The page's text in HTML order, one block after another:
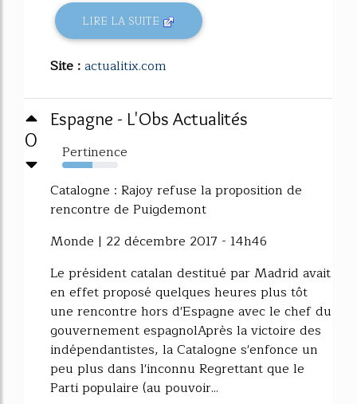
LIRE LA SUITE
Site :actualitix.com
0
Espagne - L'Obs Actualités
Pertinence
54%
Catalogne : Rajoy refuse la proposition de
rencontre de Puigdemont
Monde | 22 décembre 2017 - 14h46
Le président catalan destitué par Madrid avait
en effet proposé quelques heures plus tôt
une rencontre hors d'Espagne avec le chef du
gouvernement espagnolAprès la victoire des
indépendantistes, la Catalogne s'enfonce un
peu plus dans l'inconnu Regrettant que le
Parti populaire (au pouvoir...